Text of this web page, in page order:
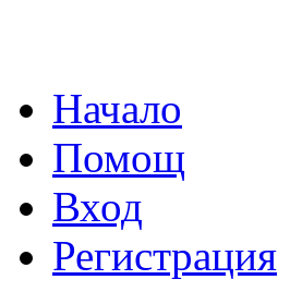
Начало
Помощ
Вход
Регистрация